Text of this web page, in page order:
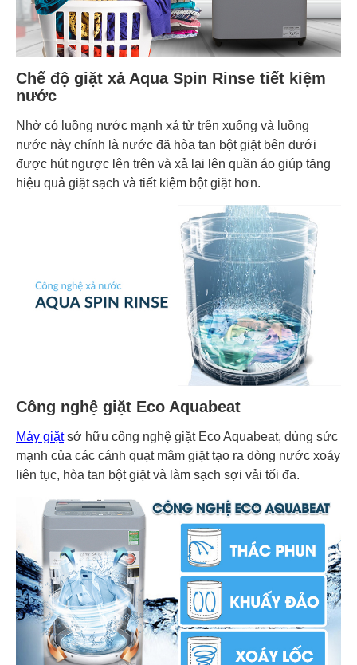
Chế độ giặt xả Aqua Spin Rinse tiết kiệm
nước
Nhờ có luồng nước mạnh xả từ trên xuống và luồng
nước này chính là nước đã hòa tan bột giặt bên dưới
được hút ngược lên trên và xả lại lên quần áo giúp tăng
hiệu quả giặt sạch và tiết kiệm bột giặt hơn.
Công nghệ giặt Eco Aquabeat
Máy giặtsở hữu công nghệ giặt Eco Aquabeat, dùng sức
mạnh của các cánh quạt mâm giặt tạo ra dòng nước xoáy
liên tục, hòa tan bột giặt và làm sạch sợi vải tối đa.